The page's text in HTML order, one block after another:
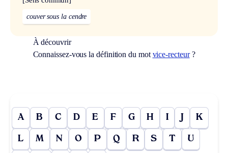
couver sous la cendre
À découvrir
Connaissez-vous la définition du mot vice-recteur?
A B C D E F G H I J K
L M N O P Q R S T U